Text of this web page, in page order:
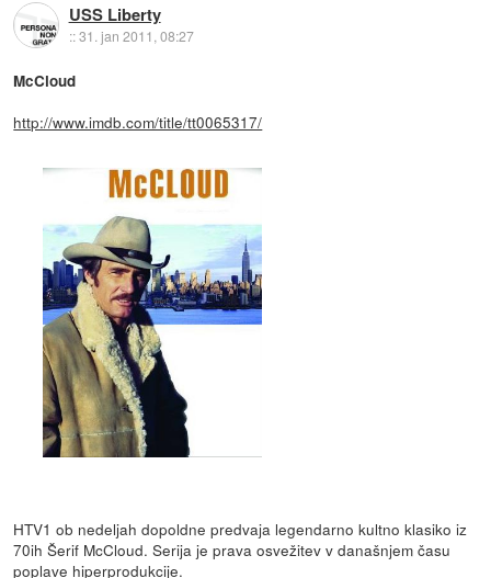
USS Liberty
::31. jan 2011, 08:27
McCloud
http://www.imdb.com/title/tt0065317/
HTV1 ob nedeljah dopoldne predvaja legendarno kultno klasiko iz
70ih Šerif McCloud. Serija je prava osvežitev v današnjem času
poplave hiperprodukcije.